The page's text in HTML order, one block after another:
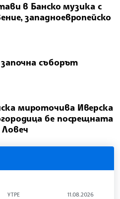
в Банско музика с
западноевропейско
съборът
мироточива Иверска
бе посрещната
УТРЕ 11.08.2026